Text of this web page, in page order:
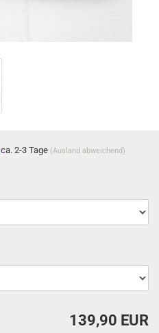
ca. 2-3 Tage (Ausland abweichend)
139,90 EUR